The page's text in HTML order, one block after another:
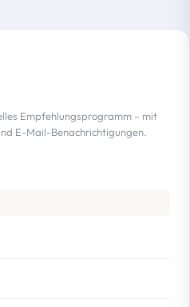
Empfehlungsprogramm – mit
E-Mail-Benachrichtigungen.